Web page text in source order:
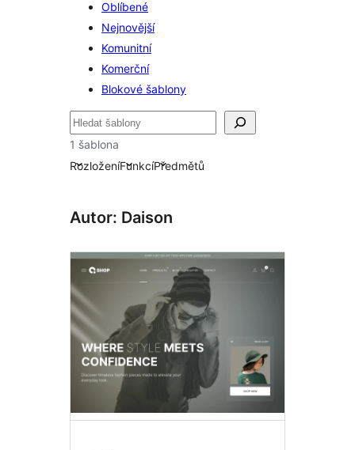
Oblíbené
Nejnovější
Komunitní
Komerční
Blokové šablony
Hledat
1 šablona
RozloženíFunkcíPředmětů
Autor: Daison